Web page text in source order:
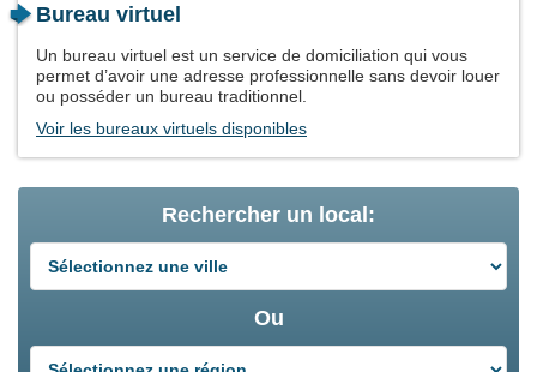
Bureau virtuel
Un bureau virtuel est un service de domiciliation qui vous
permet d’avoir une adresse professionnelle sans devoir louer
ou posséder un bureau traditionnel.
Voir les bureaux virtuels disponibles
Rechercher un local:
Ou